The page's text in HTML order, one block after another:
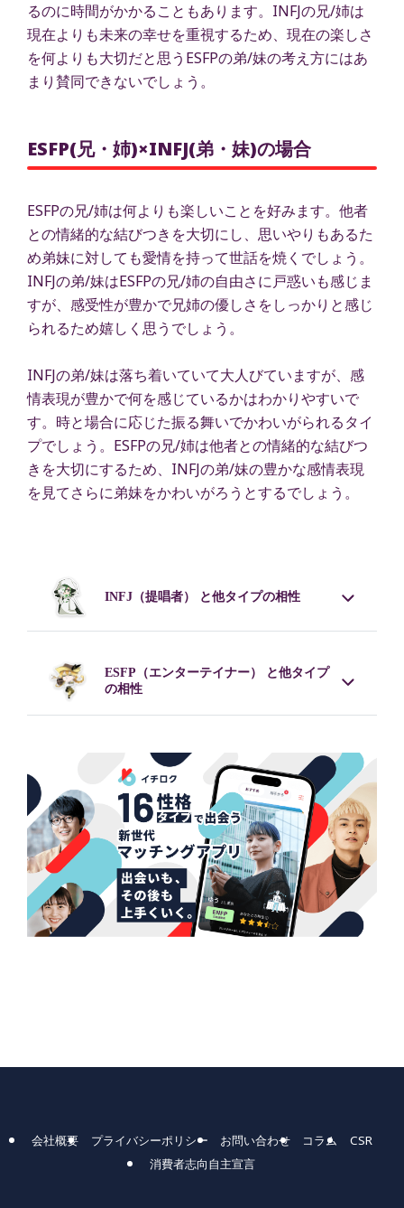
るのに時間がかかることもあります。INFJの兄/姉は
現在よりも未来の幸せを重視するため、現在の楽しさ
を何よりも大切だと思うESFPの弟/妹の考え方にはあ
まり賛同できないでしょう。
ESFP(兄・姉)×INFJ(弟・妹)の場合
ESFPの兄/姉は何よりも楽しいことを好みます。他者
との情緒的な結びつきを大切にし、思いやりもあるた
め弟妹に対しても愛情を持って世話を焼くでしょう。
INFJの弟/妹はESFPの兄/姉の自由さに戸惑いも感じま
すが、感受性が豊かで兄姉の優しさをしっかりと感じ
られるため嬉しく思うでしょう。
INFJの弟/妹は落ち着いていて大人びていますが、感
情表現が豊かで何を感じているかはわかりやすいで
す。時と場合に応じた振る舞いでかわいがられるタイ
プでしょう。ESFPの兄/姉は他者との情緒的な結びつ
きを大切にするため、INFJの弟/妹の豊かな感情表現
を見てさらに弟妹をかわいがろうとするでしょう。
INFJ （提唱者） と他タイプの相性
ESFP （エンターテイナー） と他タイプ
の相性
会社概要 プライバシーポリシー お問い合わせ コラム
CSR
消費者志向自主宣言